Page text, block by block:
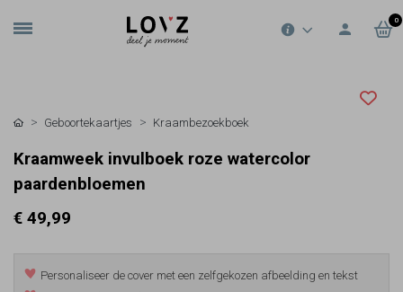
0
Geboortekaartjes Kraambezoekboek
Kraamweek invulboek roze watercolor
paardenbloemen
€ 49,99
Personaliseer de cover met een zelfgekozen afbeelding en tekst